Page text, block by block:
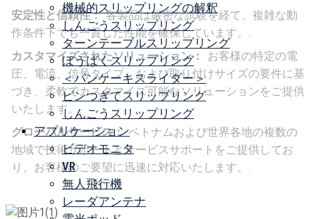
機械的スリップリングの解釈
しんごうスリップリング
ターンテーブルスリップリング
ぼうばくスリップリング
＜パンケーキスライダー＞
ピンつぎてスリップリング
しんごうスリップリング
アプリケーション
ビデオモニタ
VR
無人飛行機
レーダアンテナ
安定性と信頼性：各製品は厳密な試験を経て、複雑な動
作条件下でも一貫した性能を確保しています。.
カスタマイズされたソリューション： お客様の特定の電
圧、電流、信号タイプ、および取り付けサイズの要件に基
づき、柔軟でカスタマイズ可能なソリューションをご提供
いたします。.
グローバルサービス：ベトナムおよび世界各地の複数の
地域で技術サポートとサービスサポートをご提供してお
り、お客様のご要望に迅速に対応いたします。.